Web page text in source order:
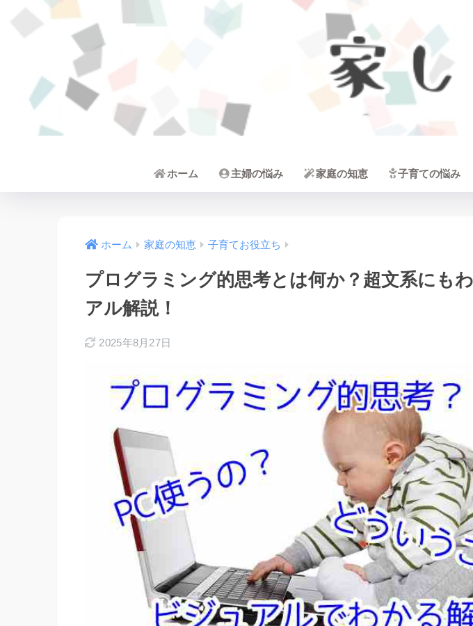
ホーム 主婦の悩み 家庭の知恵 子育ての悩み
ホーム 家庭の知恵 子育てお役立ち
プログラミング的思考とは何か？超文系にも
アル解説！
2025年8月27日